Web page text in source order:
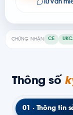
CHỨNG NHẬN CE
Tư vấn
Thông số
01 · Thông tin